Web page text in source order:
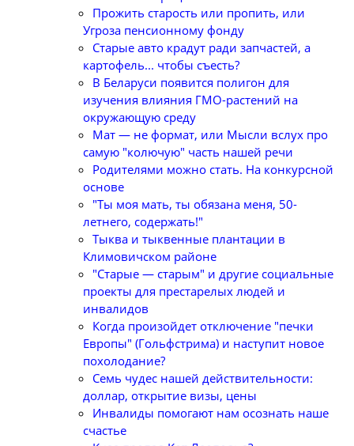
Прожить старость или пропить, или
Угроза пенсионному фонду
Старые авто крадут ради запчастей, а
картофель... чтобы съесть?
В Беларуси появится полигон для
изучения влияния ГМО-растений на
окружающую среду
Мат — не формат, или Мысли вслух про
самую "колючую" часть нашей речи
Родителями можно стать. На конкурсной
основе
"Ты моя мать, ты обязана меня, 50-
летнего, содержать!"
Тыква и тыквенные плантации в
Климовичском районе
"Старые — старым" и другие социальные
проекты для престарелых людей и
инвалидов
Когда произойдет отключение "печки
Европы" (Гольфстрима) и наступит новое
похолодание?
Семь чудес нашей действительности:
доллар, открытие визы, цены
Инвалиды помогают нам осознать наше
счастье